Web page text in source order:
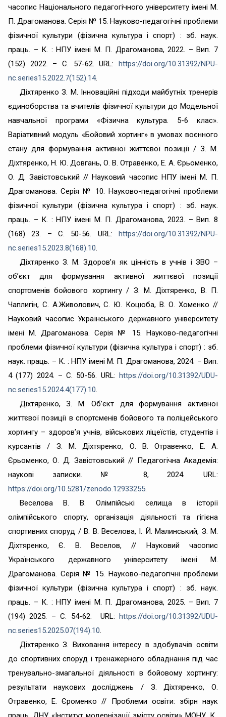
часопис Національного педагогічного університету імені М.
П. Драгоманова. Серія № 15. Науково-педагогічні проблеми
фізичної культури (фізична культура і спорт) : зб. наук.
праць. – К. : НПУ імені М. П. Драгоманова, 2022. – Вип. 7
(152) 2022. – С. 57-62. URL: https://doi.org/10.31392/NPU-
nc.series15.2022.7(152).14.
Діхтяренко З. М. Інноваційні підходи майбутніх тренерів
єдиноборства та вчителів фізичної культури до Модельної
навчальної програми «Фізична культура. 5-6 клас».
Варіативний модуль «Бойовий хортинг» в умовах воєнного
стану для формування активної життєвої позиції / З. М.
Діхтяренко, Н. Ю. Довгань, О. В. Отравенко, Е. А. Єрьоменко,
О. Д. Завістовський // Науковий часопис НПУ імені М. П.
Драгоманова. Серія № 10. Науково-педагогічні проблеми
фізичної культури (фізична культура і спорт) : зб. наук.
праць. – К. : НПУ імені М. П. Драгоманова, 2023. – Вип. 8
(168) 23. – С. 50-56. URL: https://doi.org/10.31392/NPU-
nc.series15.2023.8(168).10.
Діхтяренко З. М. Здоров’я як цінність в учнів і ЗВО –
об’єкт для формування активної життєвої позиції
спортсменів бойового хортингу / З. М. Діхтяренко, В. П.
Чаплигін, С. А.Живолович, С. Ю. Коцюба, В. О. Хоменко //
Науковий часопис Українського державного університету
імені М. Драгоманова. Серія № 15. Науково-педагогічні
проблеми фізичної культури (фізична культура і спорт) : зб.
наук. праць. – К. : НПУ імені М. П. Драгоманова, 2024. – Вип.
4 (177) 2024. – С. 50-56. URL: https://doi.org/10.31392/UDU-
nc.series15.2024.4(177).10.
Діхтяренко, З. М. Об’єкт для формування активної
життєвої позиції в спортсменів бойового та поліцейського
хортингу – здоров’я учнів, військових ліцеїстів, студентів і
курсантів / З. М. Діхтяренко, О. В. Отравенко, Е. А.
Єрьоменко, О. Д. Завістовський // Педагогічна Академія:
наукові записки. № 8, 2024. URL:
https://doi.org/10.5281/zenodo.12933255.
Веселова В. В. Олімпійські селища в історії
олімпійського спорту, організація діяльності та гігієна
спортивних споруд / В. В. Веселова, І. Й. Малинський, З. М.
Діхтяренко, Є. В. Веселов, // Науковий часопис
Українського державного університету імені М.
Драгоманова. Серія № 15. Науково-педагогічні проблеми
фізичної культури (фізична культура і спорт) : зб. наук.
праць. – К. : НПУ імені М. П. Драгоманова, 2025. – Вип. 7
(194) 2025. – С. 54-62. URL: https://doi.org/10.31392/UDU-
nc.series15.2025.07(194).10.
Діхтяренко З. Виховання інтересу в здобувачів освіти
до спортивних споруд і тренажерного обладнання під час
тренувально-змагальної діяльності в бойовому хортингу:
результати наукових досліджень / З. Діхтяренко, О.
Отравенко, Е. Єроменко // Проблеми освіти: збірн наук